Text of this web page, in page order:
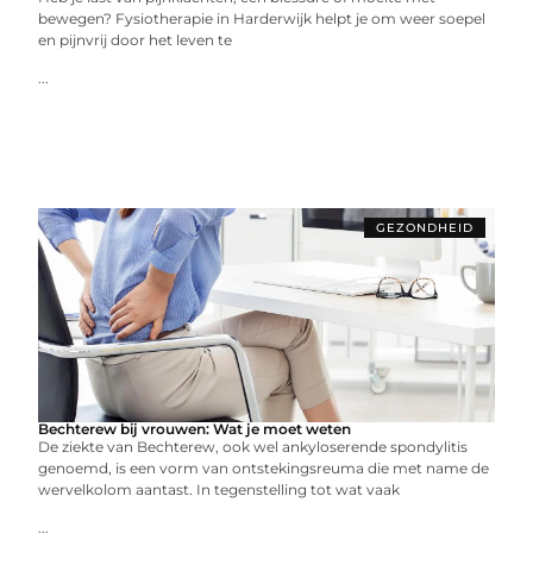
bewegen? Fysiotherapie in Harderwijk helpt je om weer soepel
en pijnvrij door het leven te
...
GEZONDHEID
Bechterew bij vrouwen: Wat je moet weten
De ziekte van Bechterew, ook wel ankyloserende spondylitis
genoemd, is een vorm van ontstekingsreuma die met name de
wervelkolom aantast. In tegenstelling tot wat vaak
...